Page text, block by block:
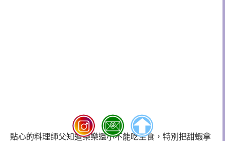
貼心的料理師父知道樂樂還小不能吃生食，特別把甜蝦拿